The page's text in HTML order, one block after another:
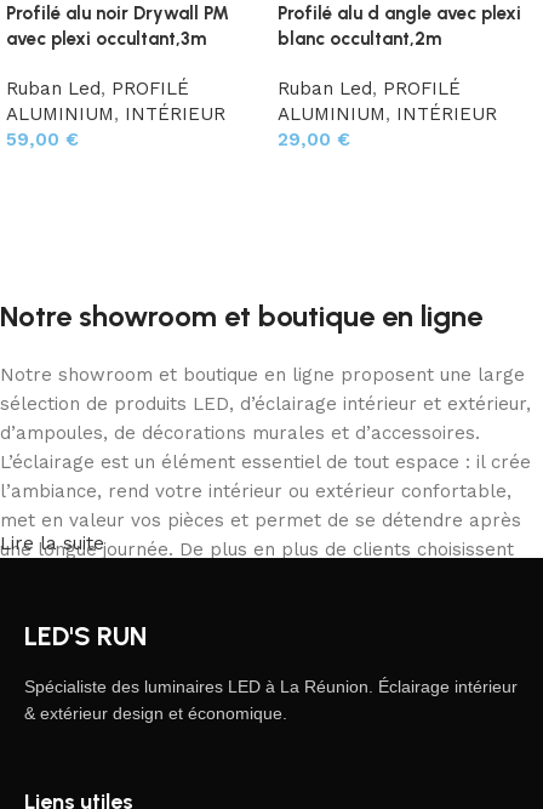
Profilé alu noir Drywall PM
avec plexi occultant,3m
Ruban Led, PROFILÉ
ALUMINIUM, INTÉRIEUR
59,00 €
Profilé alu d angle avec plexi
blanc occultant,2m
Ruban Led, PROFILÉ
ALUMINIUM, INTÉRIEUR
29,00 €
Notre showroom et boutique en ligne
Notre showroom et boutique en ligne proposent une large
sélection de produits LED, d’éclairage intérieur et extérieur,
d’ampoules, de décorations murales et d’accessoires.
L’éclairage est un élément essentiel de tout espace : il crée
l’ambiance, rend votre intérieur ou extérieur confortable,
met en valeur vos pièces et permet de se détendre après
une longue journée. De plus en plus de clients choisissent
correspond à leurs besoins. Notre catalogue inclut des
professionnels.
Lire la suite
LED'S RUN
Spécialiste des luminaires LED à La Réunion. Éclairage intérieur
& extérieur design et économique.
Liens utiles